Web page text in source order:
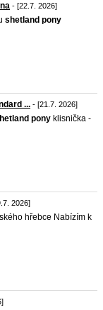
- [22.7. 2026]
shetland pony
... - [21.7. 2026]
pony klisnička -
2026]
ského hřebce Nabízím k